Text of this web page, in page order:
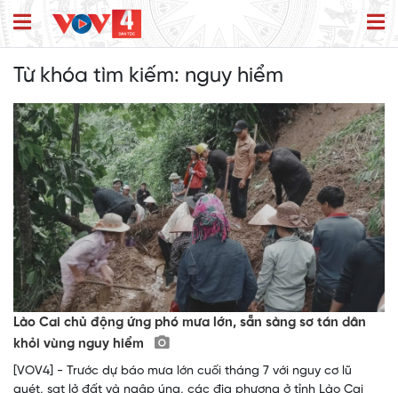
Từ khóa tìm kiếm: nguy hiểm
Lào Cai chủ động ứng phó mưa lớn, sẵn sàng sơ tán dân
khỏi vùng nguy hiểm
[VOV4] - Trước dự báo mưa lớn cuối tháng 7 với nguy cơ lũ
quét, sạt lở đất và ngập úng, các địa phương ở tỉnh Lào Cai